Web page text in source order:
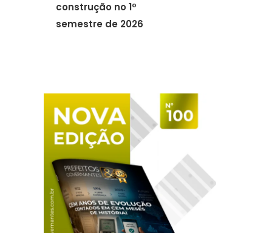
construção no 1º
semestre de 2026